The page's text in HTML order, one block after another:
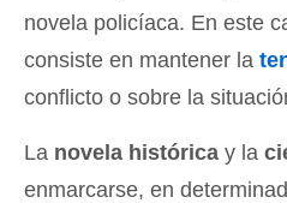
novela policíaca. En este
consiste en mantener la
conflicto o sobre la
La novela histórica y la
enmarcarse, en